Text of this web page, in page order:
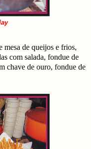
mesa de queijos e frios,
com salada, fondue de
chave de ouro, fondue de